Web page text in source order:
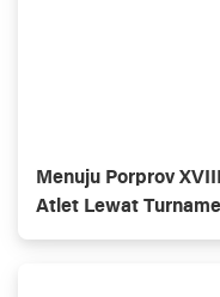
Menuju Porprov
Atlet Lewat